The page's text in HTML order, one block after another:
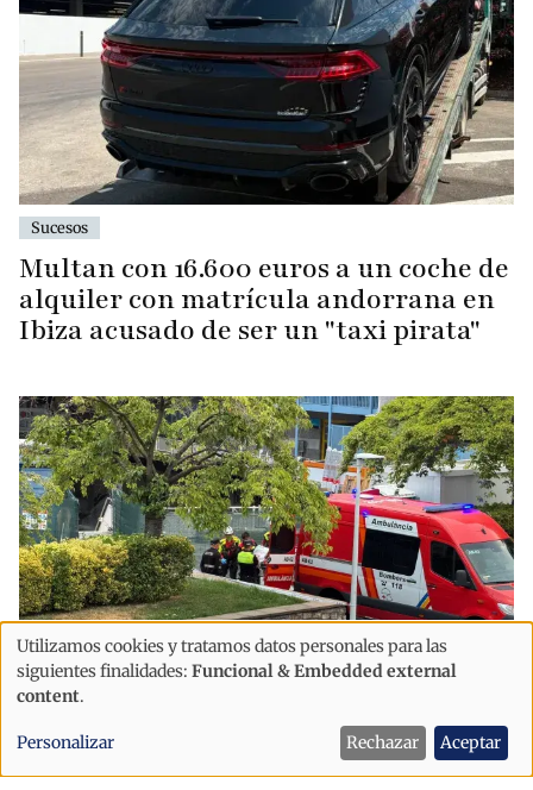
Sucesos
Multan con 16.600 euros a un coche de
alquiler con matrícula andorrana en
Ibiza acusado de ser un "taxi pirata"
Sucesos
Hallan un cadáver en el río Valira, en
Andorra
Uso
de
datos
personales
Utilizamos cookies y tratamos datos personales para las
siguientes finalidades: Funcional & Embedded external
content.
Personalizar Rechazar Aceptar